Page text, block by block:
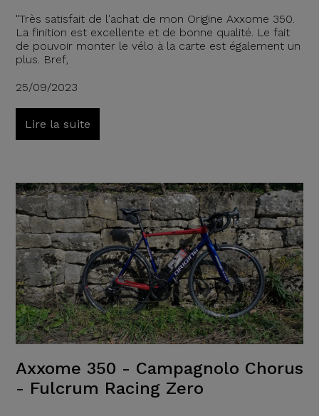
"Très satisfait de l'achat de mon Origine Axxome 350.
La finition est excellente et de bonne qualité. Le fait
de pouvoir monter le vélo à la carte est également un
plus. Bref,
25/09/2023
Lire la suite
Axxome 350 - Campagnolo Chorus
- Fulcrum Racing Zero